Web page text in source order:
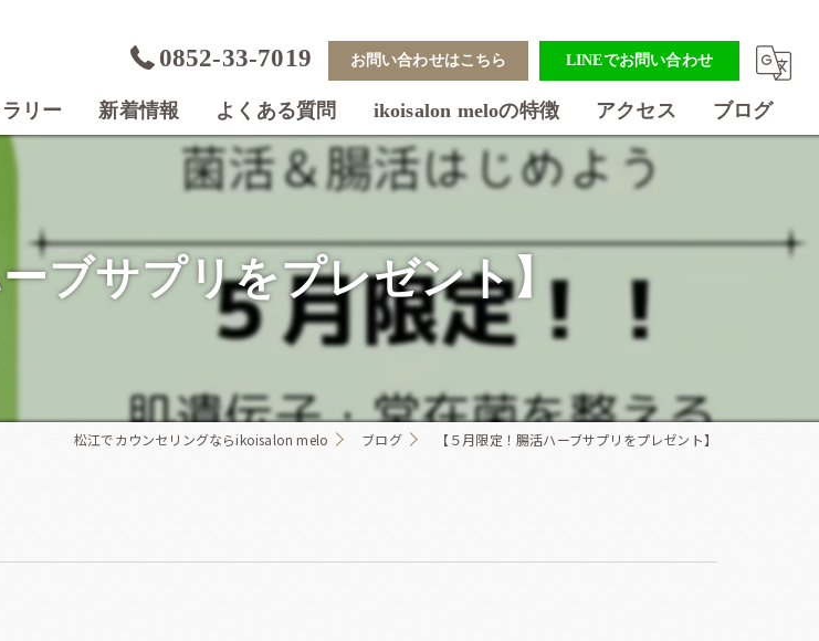
0852-33-7019 お問い合わせはこちら LINEでお問い合わせ
リー 新着情報 よくある質問 ikoisalon meloの特徴
美容室
フェイシャル
ダイエット
着付け
アクセス ブログ
ブサプリをプレゼント】
松江でカウンセリングならikoisalon melo ブログ 【５月限定！腸活ハーブサプリをプレゼント】